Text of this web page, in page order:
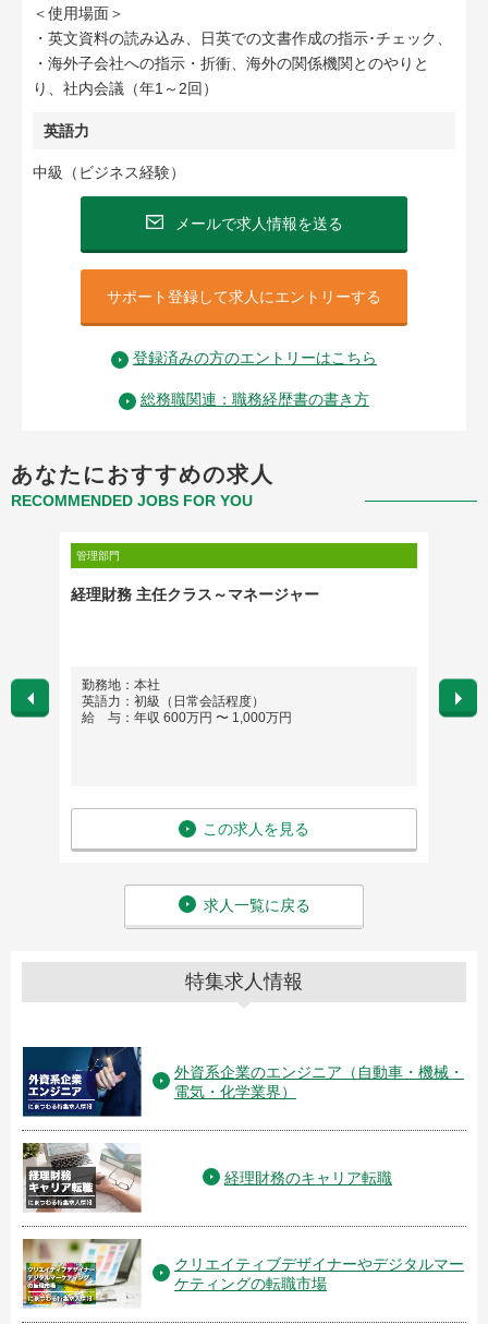
＜使用場面＞
・英文資料の読み込み、日英での文書作成の指示･チェック、
・海外子会社への指示・折衝、海外の関係機関とのやりと
り、社内会議（年1～2回）
英語力
中級（ビジネス経験）
メールで求人情報を送る
サポート登録して求人にエントリーする
登録済みの方のエントリーはこちら
総務職関連：職務経歴書の書き方
あなたにおすすめの求人
RECOMMENDED JOBS FOR YOU
管理部門
経理財務 主任クラス～マネージャー
勤務地：本社
英語力：初級（日常会話程度）
給 与：年収 600万円 〜 1,000万円
この求人を見る
勤務
英語
給 与
求人一覧に戻る
特集求人情報
外資系企業のエンジニア（自動車・機械・
電気・化学業界）
経理財務のキャリア転職
クリエイティブデザイナーやデジタルマー
ケティングの転職市場